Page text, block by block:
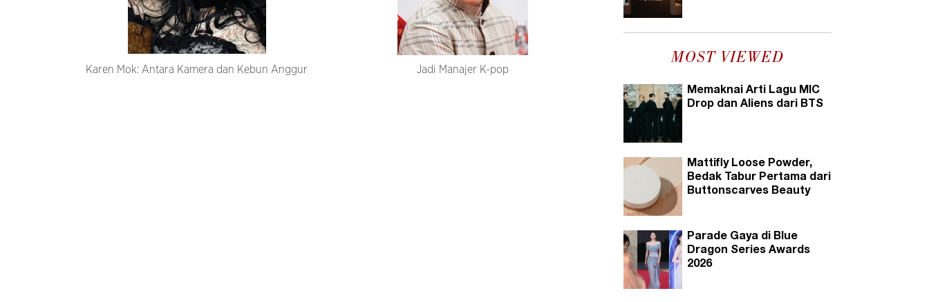
Karen Mok: Antara Kamera dan Kebun Anggur Jadi Manajer K-pop
MOST VIEWED
Memaknai Arti Lagu MIC
Drop dan Aliens dari BTS
Mattifly Loose Powder,
Bedak Tabur Pertama dari
Buttonscarves Beauty
Parade Gaya di Blue
Dragon Series Awards
2026